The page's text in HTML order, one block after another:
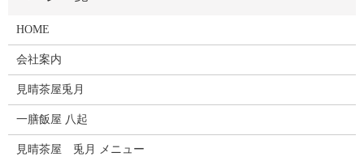
HOME
会社案内
見晴茶屋兎月
一膳飯屋 八起
見晴茶屋 兎月 メニュー